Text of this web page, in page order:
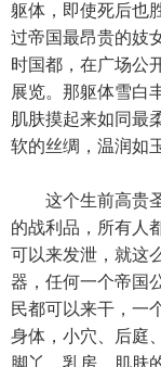
躯体，即使死后也
过帝国最昂贵的妓
时国都，在广场公
展览。那躯体雪白
肌肤摸起来如同最
软的丝绸，温润如
这个生前高贵圣
的战利品，所有人
可以来发泄，就这
器，任何一个帝国
民都可以来干，一
身体，小穴、后庭、
脚丫、乳房、肌肤